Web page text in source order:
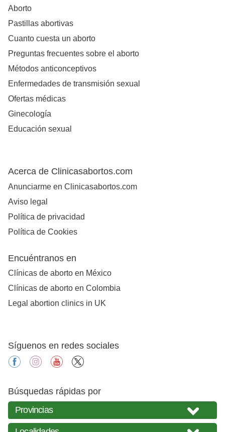
Aborto
Pastillas abortivas
Cuanto cuesta un aborto
Preguntas frecuentes sobre el aborto
Métodos anticonceptivos
Enfermedades de transmisión sexual
Ofertas médicas
Ginecología
Educación sexual
Acerca de Clinicasabortos.com
Anunciarme en Clinicasabortos.com
Aviso legal
Política de privacidad
Política de Cookies
Encuéntranos en
Clínicas de aborto en México
Clínicas de aborto en Colombia
Legal abortion clinics in UK
Síguenos en redes sociales
facebookinstagramyoutube
Búsquedas rápidas por